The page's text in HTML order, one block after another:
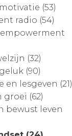
(53)
radio (54)
(32)
(90)
en lesgeven (21)
(62)
bewust leven